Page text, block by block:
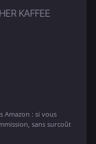
KAFFEE
Amazon : si vous
sans surcoût